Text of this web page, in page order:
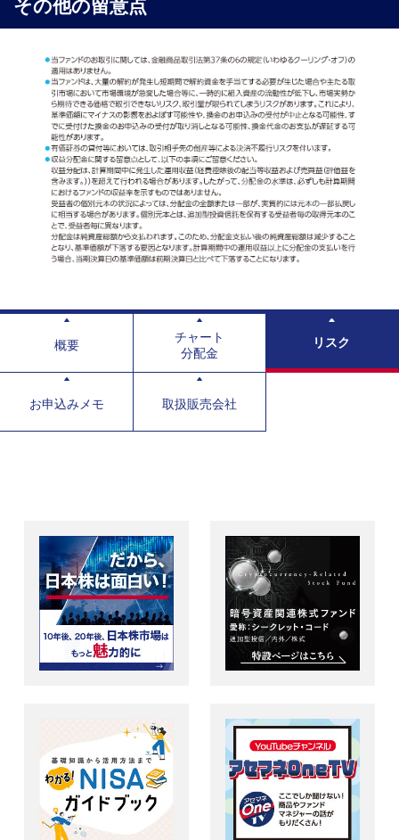
その他の留意点
概要
チャート
分配金
リスク
お申込みメモ 取扱販売会社